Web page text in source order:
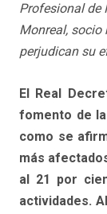
Profesional de
Monreal, socio
perjudican su
El Real
fomento de
como se
más
al 21 por
actividades.